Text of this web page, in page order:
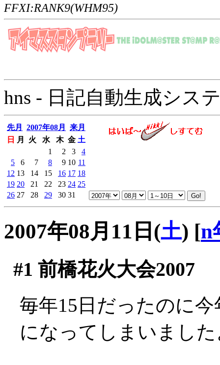
FFXI:RANK9(WHM95)
hns - 日記自動生成シス
先月 2007年08月
来月
日
月 火 水 木 金 土
1
2 3
4
5
6 7 8 9 10 11
12 13 14 15 16 17 18
19 20 21 22 23 24 25
26 27 28 29 30 31
2007年08月11日(土) [n
#1 前橋花火大会2007
毎年15日だったのに
になってしまいまし